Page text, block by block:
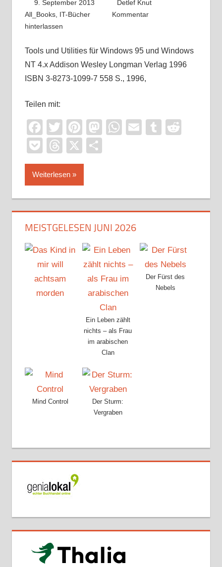
9. September 2013
Detlef Knut
All_Books, IT-Bücher
Kommentar
hinterlassen
Tools und Utilities für Windows 95 und Windows
NT 4.x Addison Wesley Longman Verlag 1996
ISBN 3-8273-1099-7 558 S., 1996,
Teilen mit:
Facebook
TwitterPinterest
Mastodon
WhatsApp
EmailTumblr
PocketThreads
X
Weiterlesen
MEISTGELESEN JUNI 2026
Ein Leben zählt
nichts – als Frau
im arabischen
Clan
Der Fürst des
Nebels
Mind Control
Der Sturm:
Vergraben